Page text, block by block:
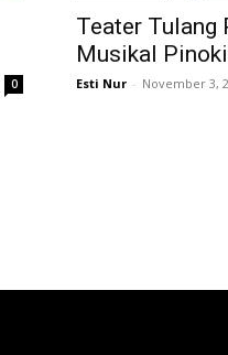
0
Teater Tulang
Musikal
Esti Nur - November 3,